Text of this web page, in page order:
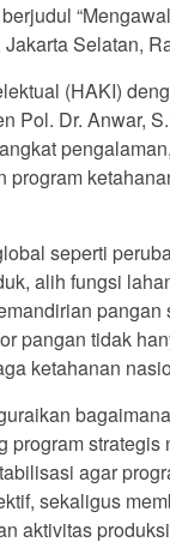
Selatan,
(HAKI)
Pol. Dr. Anwar,
seperti
alih fungsi
pangan
pangan tidak
ketahanan
program strategis
agar
sekaligus
aktivitas